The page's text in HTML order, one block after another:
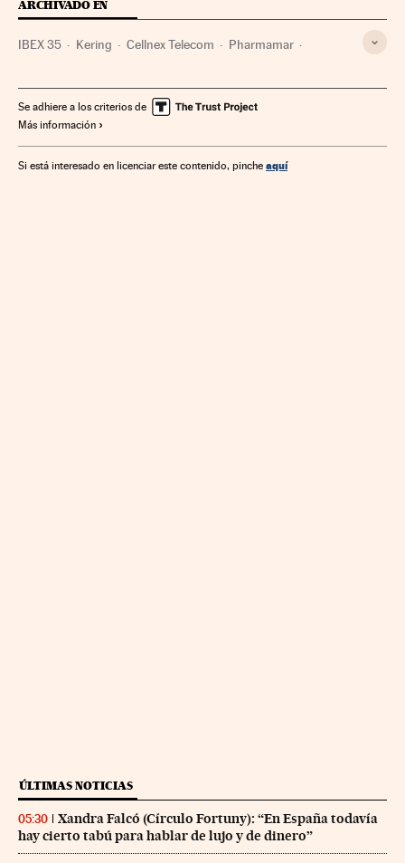
ARCHIVADO EN
IBEX 35 Kering Cellnex Telecom Pharmamar
Banco Sabadell Tipos interés Industria farmacéutica
Créditos Empresas Medicina Servicios bancarios
Se adhiere a los criterios de
Más información
Si está interesado en licenciar este contenido, pinche aquí
ÚLTIMAS NOTICIAS
05:30
Xandra Falcó (Círculo Fortuny): “En España todavía
hay cierto tabú para hablar de lujo y de dinero”